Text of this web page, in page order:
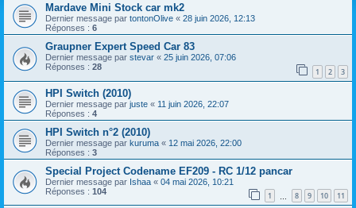
Mardave Mini Stock car mk2
Dernier message par tontonOlive « 28 juin 2026, 12:13
Réponses : 6
Graupner Expert Speed Car 83
Dernier message par stevar « 25 juin 2026, 07:06
Réponses : 28 1 2 3
HPI Switch (2010)
Dernier message par juste « 11 juin 2026, 22:07
Réponses : 4
HPI Switch n°2 (2010)
Dernier message par kuruma « 12 mai 2026, 22:00
Réponses : 3
Special Project Codename EF209 - RC 1/12 pancar
Dernier message par Ishaa « 04 mai 2026, 10:21
Réponses : 104 1 8 9 10 11